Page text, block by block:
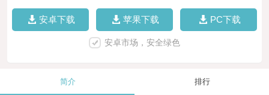
安卓下载 苹果下载 PC下载
安卓市场，安全绿色
简介 排行